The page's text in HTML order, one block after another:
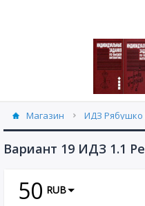
Магазин ИДЗ Рябушко
Вариант 19 ИДЗ 1.1
50 RUB